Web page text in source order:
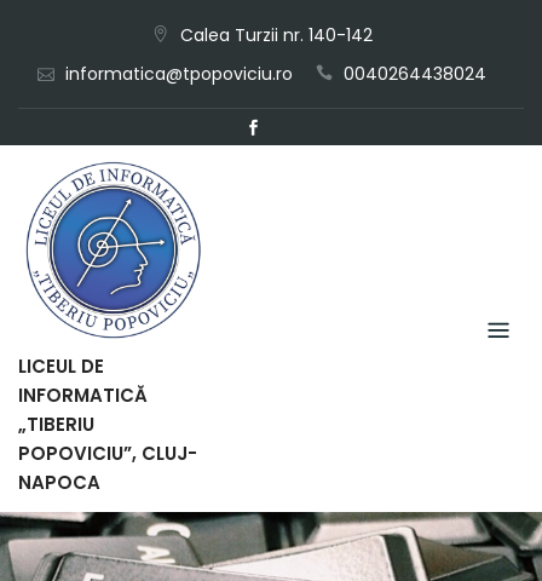
content
Calea Turzii nr. 140-142
informatica@tpopoviciu.ro
0040264438024
LICEUL DE
INFORMATICĂ
„TIBERIU
POPOVICIU”, CLUJ-
NAPOCA